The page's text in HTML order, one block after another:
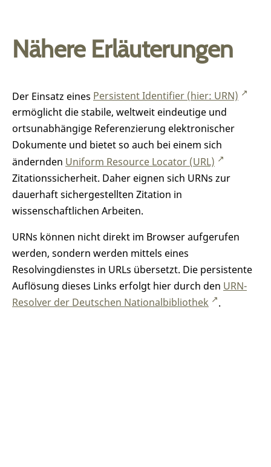
Nähere Erläuterungen
Der Einsatz eines Persistent Identifier (hier: URN)
ermöglicht die stabile, weltweit eindeutige und
ortsunabhängige Referenzierung elektronischer
Dokumente und bietet so auch bei einem sich
ändernden Uniform Resource Locator (URL)
Zitationssicherheit. Daher eignen sich URNs zur
dauerhaft sichergestellten Zitation in
wissenschaftlichen Arbeiten.
URNs können nicht direkt im Browser aufgerufen
werden, sondern werden mittels eines
Resolvingdienstes in URLs übersetzt. Die persistente
Auflösung dieses Links erfolgt hier durch den URN-
Resolver der Deutschen Nationalbibliothek
.